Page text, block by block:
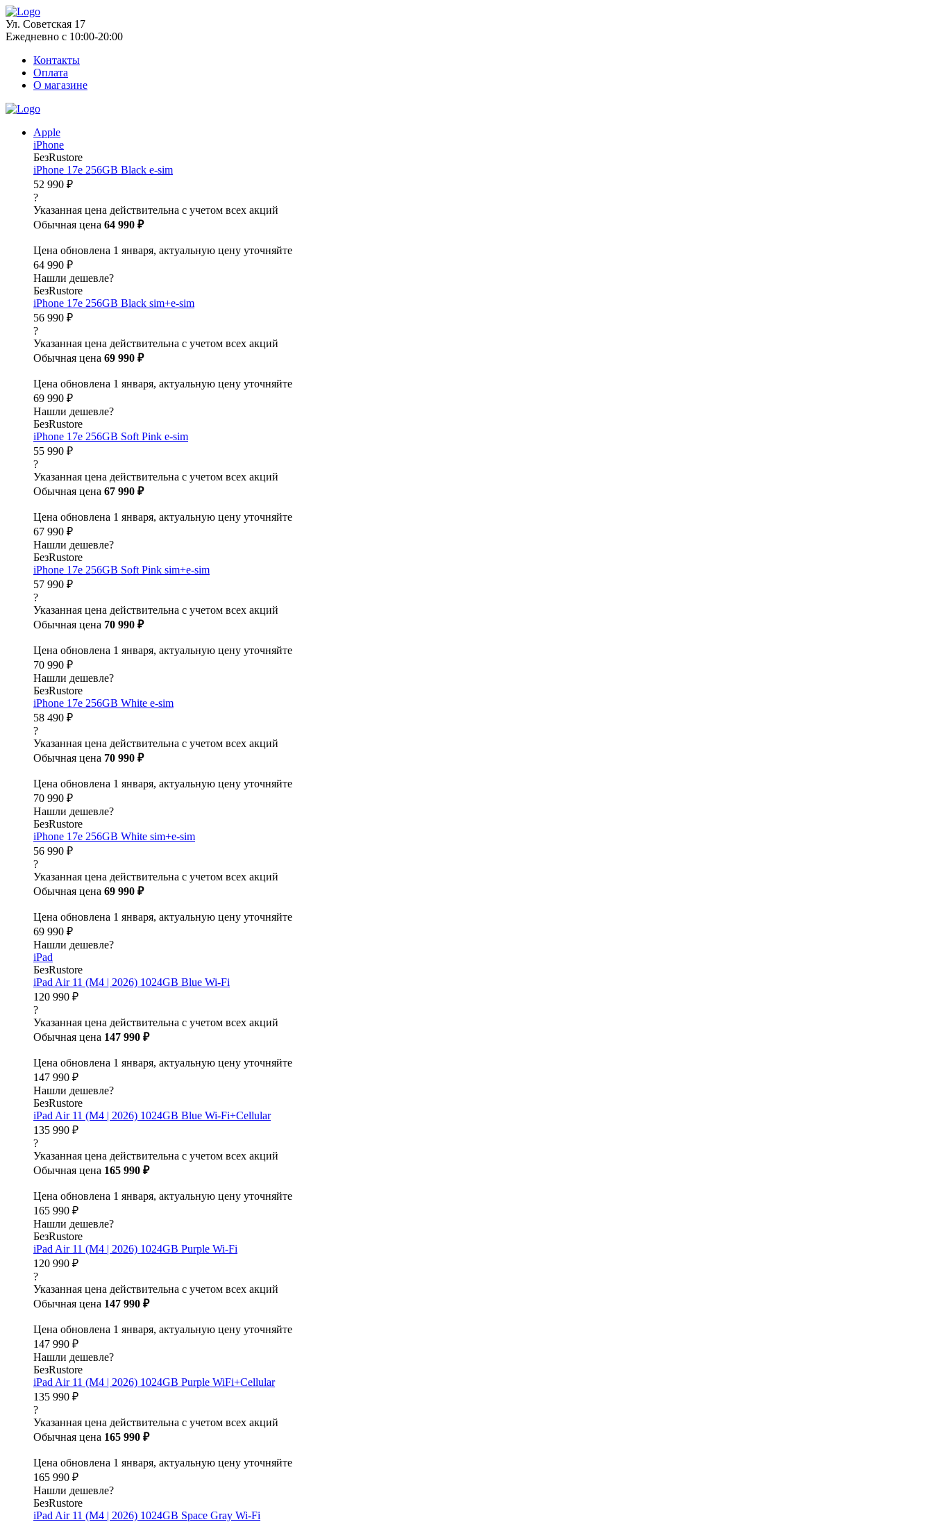
Ул. Советская 17
Ежедневно с 10:00-20:00
Контакты
Оплата
О магазине
Apple
iPhone
БезRustore
iPhone 17e 256GB Black e-sim
52 990 ₽
?
Указанная цена действительна с учетом всех акций
Обычная цена 64 990 ₽
Цена обновлена 1 января, актуальную цену уточняйте
64 990 ₽
Нашли дешевле?
БезRustore
iPhone 17e 256GB Black sim+e-sim
56 990 ₽
?
Указанная цена действительна с учетом всех акций
Обычная цена 69 990 ₽
Цена обновлена 1 января, актуальную цену уточняйте
69 990 ₽
Нашли дешевле?
БезRustore
iPhone 17e 256GB Soft Pink e-sim
55 990 ₽
?
Указанная цена действительна с учетом всех акций
Обычная цена 67 990 ₽
Цена обновлена 1 января, актуальную цену уточняйте
67 990 ₽
Нашли дешевле?
БезRustore
iPhone 17e 256GB Soft Pink sim+e-sim
57 990 ₽
?
Указанная цена действительна с учетом всех акций
Обычная цена 70 990 ₽
Цена обновлена 1 января, актуальную цену уточняйте
70 990 ₽
Нашли дешевле?
БезRustore
iPhone 17e 256GB White e-sim
58 490 ₽
?
Указанная цена действительна с учетом всех акций
Обычная цена 70 990 ₽
Цена обновлена 1 января, актуальную цену уточняйте
70 990 ₽
Нашли дешевле?
БезRustore
iPhone 17e 256GB White sim+e-sim
56 990 ₽
?
Указанная цена действительна с учетом всех акций
Обычная цена 69 990 ₽
Цена обновлена 1 января, актуальную цену уточняйте
69 990 ₽
Нашли дешевле?
iPad
БезRustore
iPad Air 11 (M4 | 2026) 1024GB Blue Wi-Fi
120 990 ₽
?
Указанная цена действительна с учетом всех акций
Обычная цена 147 990 ₽
Цена обновлена 1 января, актуальную цену уточняйте
147 990 ₽
Нашли дешевле?
БезRustore
iPad Air 11 (M4 | 2026) 1024GB Blue Wi-Fi+Cellular
135 990 ₽
?
Указанная цена действительна с учетом всех акций
Обычная цена 165 990 ₽
Цена обновлена 1 января, актуальную цену уточняйте
165 990 ₽
Нашли дешевле?
БезRustore
iPad Air 11 (M4 | 2026) 1024GB Purple Wi-Fi
120 990 ₽
?
Указанная цена действительна с учетом всех акций
Обычная цена 147 990 ₽
Цена обновлена 1 января, актуальную цену уточняйте
147 990 ₽
Нашли дешевле?
БезRustore
iPad Air 11 (M4 | 2026) 1024GB Purple WiFi+Cellular
135 990 ₽
?
Указанная цена действительна с учетом всех акций
Обычная цена 165 990 ₽
Цена обновлена 1 января, актуальную цену уточняйте
165 990 ₽
Нашли дешевле?
БезRustore
iPad Air 11 (M4 | 2026) 1024GB Space Gray Wi-Fi